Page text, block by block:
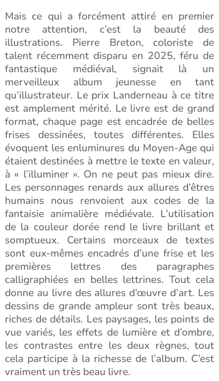
Mais ce qui a forcément attiré en premier
notre attention, c’est la beauté des
illustrations. Pierre Breton, coloriste de
talent récemment disparu en 2025, féru de
fantastique médiéval, signait là un
merveilleux album jeunesse en tant
qu’illustrateur. Le prix Landerneau à ce titre
est amplement mérité. Le livre est de grand
format, chaque page est encadrée de belles
frises dessinées, toutes différentes. Elles
évoquent les enluminures du Moyen-Age qui
étaient destinées à mettre le texte en valeur,
à « l’illuminer ». On ne peut pas mieux dire.
Les personnages renards aux allures d’êtres
humains nous renvoient aux codes de la
fantaisie animalière médiévale. L’utilisation
de la couleur dorée rend le livre brillant et
somptueux. Certains morceaux de textes
sont eux-mêmes encadrés d’une frise et les
premières lettres des paragraphes
calligraphiées en belles lettrines. Tout cela
donne au livre des allures d’œuvre d’art. Les
dessins de grande ampleur sont très beaux,
riches de détails. Les paysages, les points de
vue variés, les effets de lumière et d’ombre,
les contrastes entre les deux règnes, tout
cela participe à la richesse de l’album. C’est
vraiment un très beau livre.